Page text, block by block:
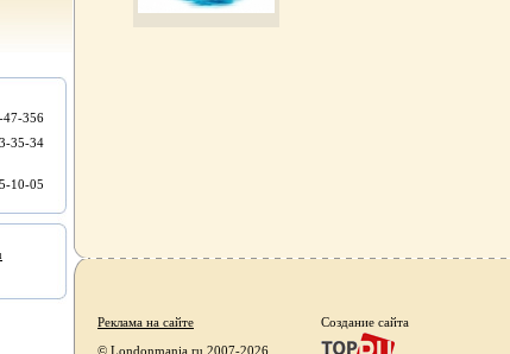
47-356
35-34
10-05
Реклама на сайте
© Londonmania.ru 2007-2026
Создание сайта